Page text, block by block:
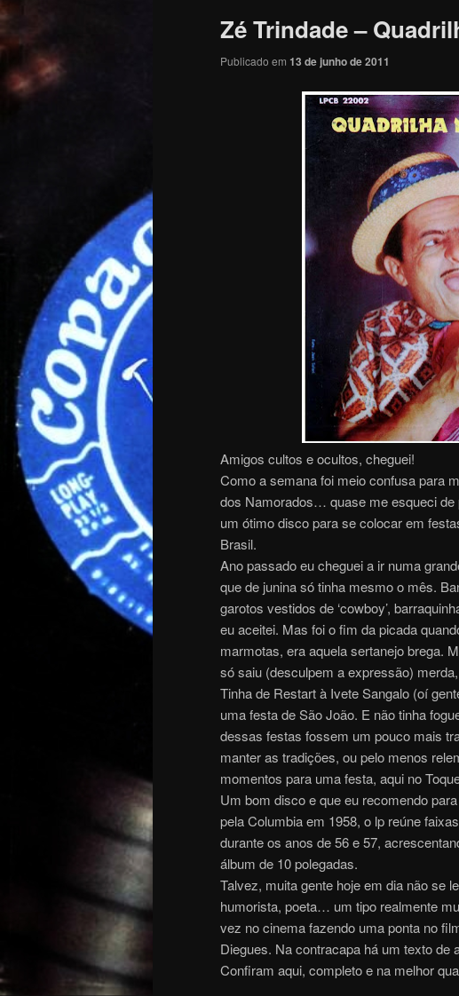
Zé Trindade –
Publicado em 13 de junho de 2011
Amigos cultos e ocultos, cheguei!
Como a semana foi meio confusa para
dos Namorados… quase me esqueci de
um ótimo disco para se colocar em
Brasil.
Ano passado eu cheguei a ir numa
que de junina só tinha mesmo o mês.
garotos vestidos de ‘cowboy’,
eu aceitei. Mas foi o fim da picada
marmotas, era aquela sertanejo brega.
só saiu (desculpem a expressão)
Tinha de Restart à Ivete Sangalo (oí
uma festa de São João. E não tinha
dessas festas fossem um pouco mais
manter as tradições, ou pelo menos
momentos para uma festa, aqui no
Um bom disco e que eu recomendo
pela Columbia em 1958, o lp reúne
durante os anos de 56 e 57,
álbum de 10 polegadas.
Talvez, muita gente hoje em dia não se
humorista, poeta… um tipo realmente
vez no cinema fazendo uma ponta no
Diegues. Na contracapa há um texto de
Confiram aqui, completo e na melhor